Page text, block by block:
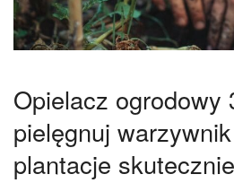
Opielacz ogrodowy
pielęgnuj
plantacje